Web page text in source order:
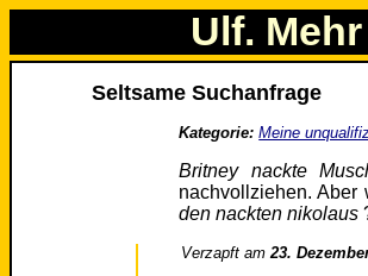
Ulf.
Seltsame Suchanfrage
Kategorie: Meine
Britney nackte
nachvollziehen.
den nackten nikolaus
Verzapft am23.